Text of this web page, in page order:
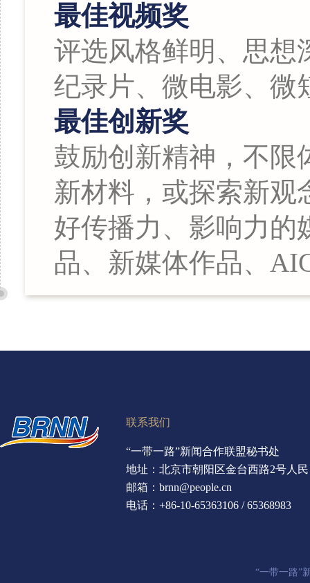
最佳视频奖
评选风格鲜明、思想
纪录片、微电影、微
最佳创新奖
鼓励创新精神，不限
新材料，或探索新观
好传播力、影响力的
品、新媒体作品、
联系我们
“一带一路”新闻合作联盟秘书处
地址：北京市朝阳区金台西路2号人
邮箱：brnn@people.cn
电话：+86-10-65363106 / 65368983
“一带一路”